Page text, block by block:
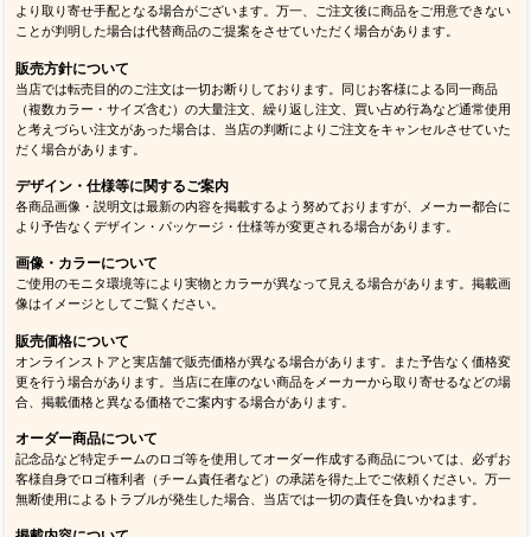
より取り寄せ手配となる場合がございます。万一、ご注文後に商品をご用意できない
ことが判明した場合は代替商品のご提案をさせていただく場合があります。
販売方針について
当店では転売目的のご注文は一切お断りしております。同じお客様による同一商品
（複数カラー・サイズ含む）の大量注文、繰り返し注文、買い占め行為など通常使用
と考えづらい注文があった場合は、当店の判断によりご注文をキャンセルさせていた
だく場合があります。
デザイン・仕様等に関するご案内
各商品画像・説明文は最新の内容を掲載するよう努めておりますが、メーカー都合に
より予告なくデザイン・パッケージ・仕様等が変更される場合があります。
画像・カラーについて
ご使用のモニタ環境等により実物とカラーが異なって見える場合があります。掲載画
像はイメージとしてご覧ください。
販売価格について
オンラインストアと実店舗で販売価格が異なる場合があります。また予告なく価格変
更を行う場合があります。当店に在庫のない商品をメーカーから取り寄せるなどの場
合、掲載価格と異なる価格でご案内する場合があります。
オーダー商品について
記念品など特定チームのロゴ等を使用してオーダー作成する商品については、必ずお
客様自身でロゴ権利者（チーム責任者など）の承諾を得た上でご依頼ください。万一
無断使用によるトラブルが発生した場合、当店では一切の責任を負いかねます。